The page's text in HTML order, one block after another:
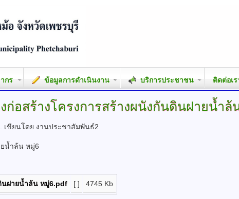
กร ข้อมูลการดำเนินงาน บริการประชาชน ติดต่อเร
อสร้างโครงการสร้างผนังกันดินฝายน้ำล้
เขียนโดย งานประชาสัมพันธ์2
น้ำล้น หมู่6
นฝายน้ำล้น หมู่6.pdf [ ] 4745 Kb